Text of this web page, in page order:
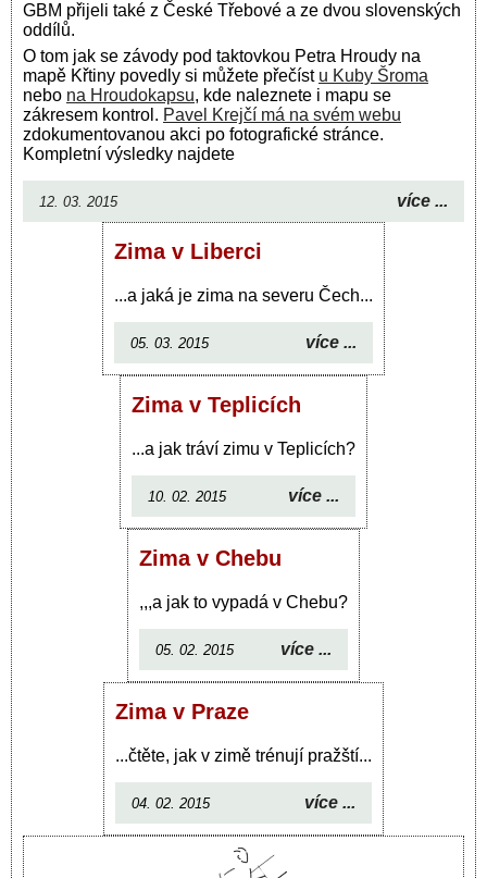
GBM přijeli také z České Třebové a ze dvou slovenských
oddílů.
O tom jak se závody pod taktovkou Petra Hroudy na
mapě Křtiny povedly si můžete přečíst u Kuby Šroma
nebo na Hroudokapsu, kde naleznete i mapu se
zákresem kontrol. Pavel Krejčí má na svém webu
zdokumentovanou akci po fotografické stránce.
Kompletní výsledky najdete
12. 03. 2015 více ...
Zima v Liberci
...a jaká je zima na severu Čech...
05. 03. 2015 více ...
Zima v Teplicích
...a jak tráví zimu v Teplicích?
10. 02. 2015 více ...
Zima v Chebu
,,,a jak to vypadá v Chebu?
05. 02. 2015 více ...
Zima v Praze
...čtěte, jak v zimě trénují pražští...
04. 02. 2015 více ...